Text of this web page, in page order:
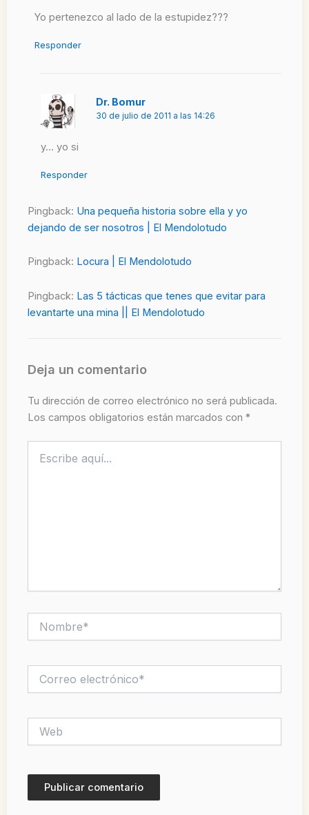
Yo pertenezco al lado de la estupidez???
Responder
Dr. Bomur
30 de julio de 2011 a las 14:26
y… yo si
Responder
Pingback: Una pequeña historia sobre ella y yo
dejando de ser nosotros | El Mendolotudo
Pingback: Locura | El Mendolotudo
Pingback: Las 5 tácticas que tenes que evitar para
levantarte una mina || El Mendolotudo
Deja un comentario
Tu dirección de correo electrónico no será publicada.
Los campos obligatorios están marcados con *
aquí...
electrónico*